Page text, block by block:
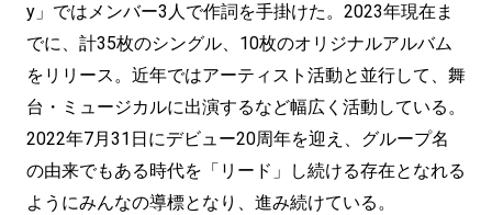
y」ではメンバー3人で作詞を手掛けた。2023年現在ま
でに、計35枚のシングル、10枚のオリジナルアルバム
をリリース。近年ではアーティスト活動と並行して、舞
台・ミュージカルに出演するなど幅広く活動している。
2022年7月31日にデビュー20周年を迎え、グループ名
の由来でもある時代を「リード」し続ける存在となれる
ようにみんなの導標となり、進み続けている。